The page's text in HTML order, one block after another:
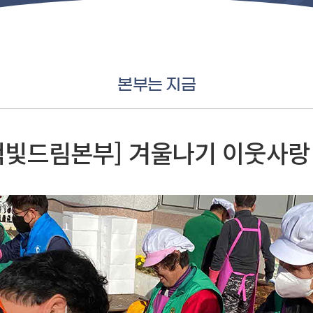
본부는 지금
드림본부] 겨울나기 이웃사